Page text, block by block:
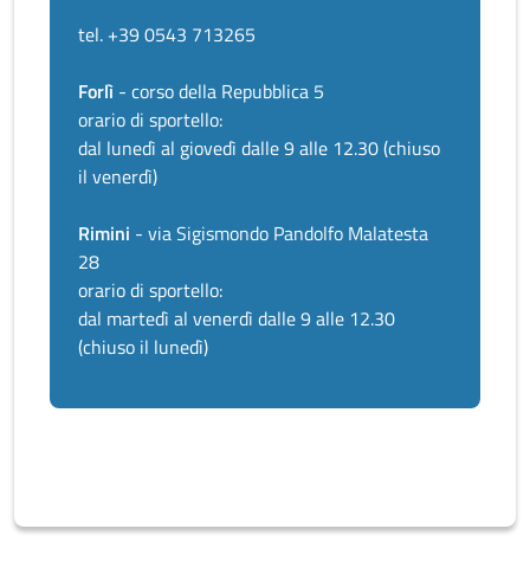
tel. +39 0543 713265
Forlì - corso della Repubblica 5
orario di sportello:
dal lunedì al giovedì dalle 9 alle 12.30 (chiuso
il venerdì)
Rimini - via Sigismondo Pandolfo Malatesta
28
orario di sportello:
dal martedì al venerdì dalle 9 alle 12.30
(chiuso il lunedì)